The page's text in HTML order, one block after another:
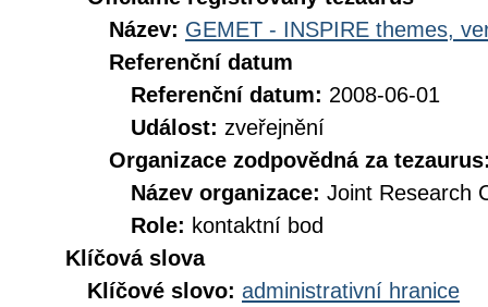
Název: GEMET - INSPIRE themes,
Referenční datum
Referenční datum: 2008-06-01
Událost: zveřejnění
Organizace zodpovědná za
Název organizace: Joint Research
Role: kontaktní bod
Klíčová slova
Klíčové slovo: administrativní hranice